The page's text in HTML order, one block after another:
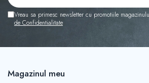
Vreau sa primesc newsletter cu promotiile
de Confidentialitate
Magazinul meu